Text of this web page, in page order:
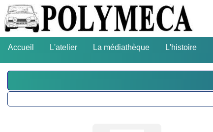
Accueil L'atelier La médiathèque L'histoire